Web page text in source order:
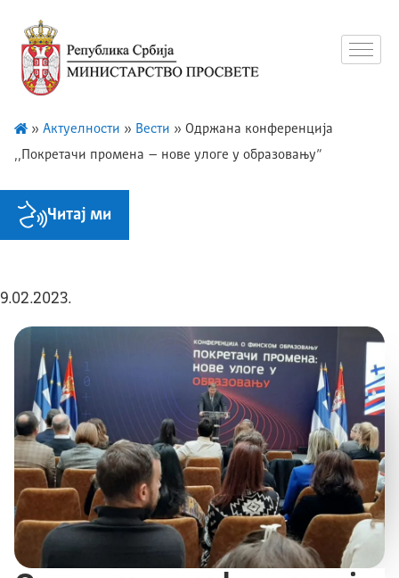
» Актуелности » Вести » Одржана конференција
,,Покретачи промена – нове улоге у образовању”
Читај ми
9.02.2023.